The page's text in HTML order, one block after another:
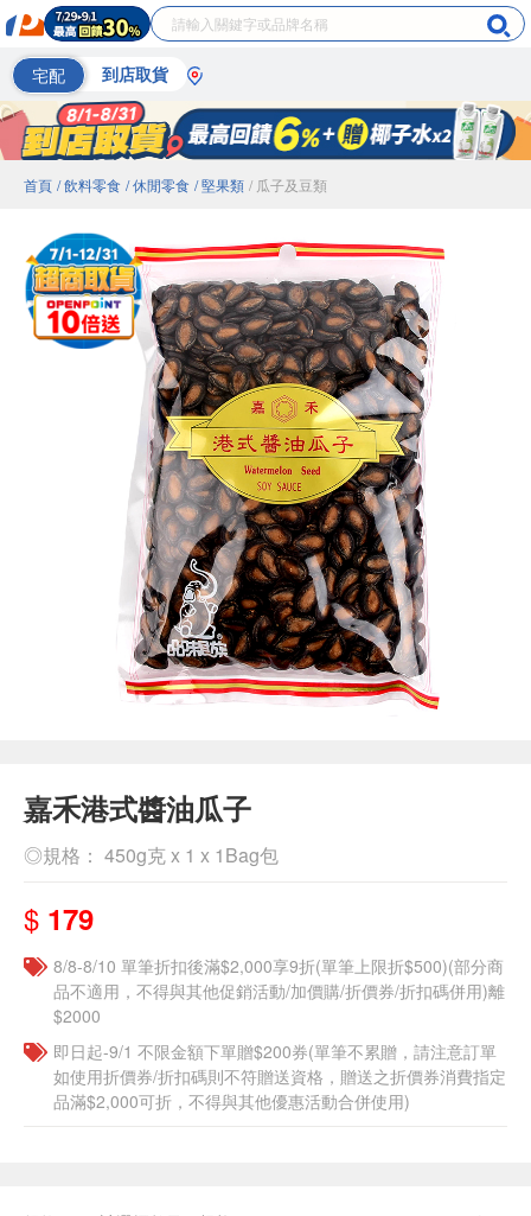
宅配 到店取貨
首頁 / 飲料零食 / 休閒零食 / 堅果類 / 瓜子及豆類
嘉禾港式醬油瓜子
◎規格： 450g克 x 1 x 1Bag包
$ 179
8/8-8/10 單筆折扣後滿$2,000享9折(單筆上限折$500)(部分商
品不適用，不得與其他促銷活動/加價購/折價券/折扣碼併用)離
$2000
即日起-9/1 不限金額下單贈$200券(單筆不累贈，請注意訂單
如使用折價券/折扣碼則不符贈送資格，贈送之折價券消費指定
品滿$2,000可折，不得與其他優惠活動合併使用)